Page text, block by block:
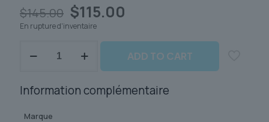
$145.00 Le
prix
initial
était :
$145.00.
$115.00
est :
$115.00.
En rupture d'inventaire
NOIR
ADD TO CART
Information complémentaire
Marque